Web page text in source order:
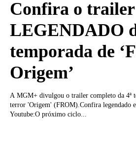
Confira o trailer
LEGENDADO
temporada de
Origem’
A MGM+ divulgou o trailer completo da 4ª
terror 'Origem' (FROM).Confira legendado
Youtube:O próximo ciclo...